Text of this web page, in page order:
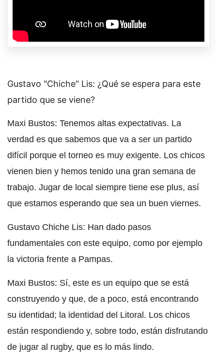
Gustavo "Chiche" Lis: ¿Qué se espera para este
partido que se viene?
Maxi Bustos: Tenemos altas expectativas. La
verdad es que sabemos que va a ser un partido
difícil porque el torneo es muy exigente. Los chicos
vienen bien y hemos tenido una gran semana de
trabajo. Jugar de local siempre tiene ese plus, así
que estamos esperando que sea un buen viernes.
Gustavo Chiche Lis: Han dado pasos
fundamentales con este equipo, como por ejemplo
la victoria frente a Pampas.
Maxi Bustos: Sí, este es un equipo que se está
construyendo y que, de a poco, está encontrando
su identidad; la identidad del Litoral. Los chicos
están respondiendo y, sobre todo, están disfrutando
de jugar al rugby, que es lo más lindo.